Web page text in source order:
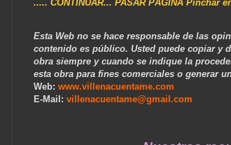
..... CONTINUAR... PASAR PÁGINA Pinchar
Esta Web no se hace responsable de las
contenido es público. Usted puede copiar y
obra siempre y cuando se indique la
esta obra para fines comerciales o generar
Web: www.villenacuentame.com
E-Mail: villenacuentame@gmail.com